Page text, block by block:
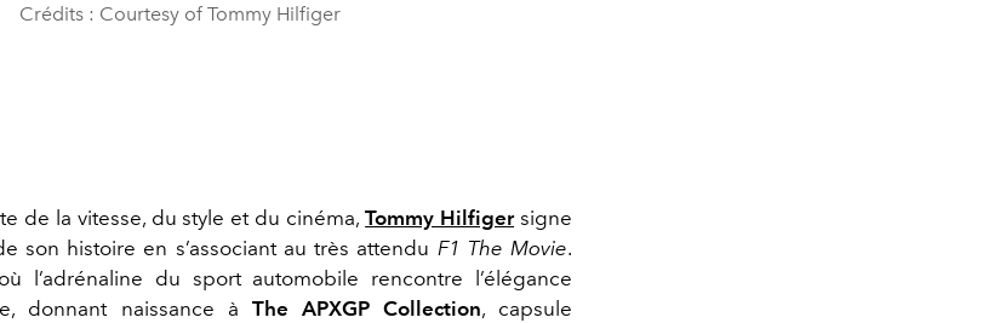
Crédits : Courtesy of Tommy Hilfiger
de la vitesse, du style et du cinéma,Tommy Hilfigersigne
son histoire en s’associant au très attendu F1 The Movie.
l’adrénaline du sport automobile rencontre l’élégance
donnant naissance à The APXGP Collection, capsule